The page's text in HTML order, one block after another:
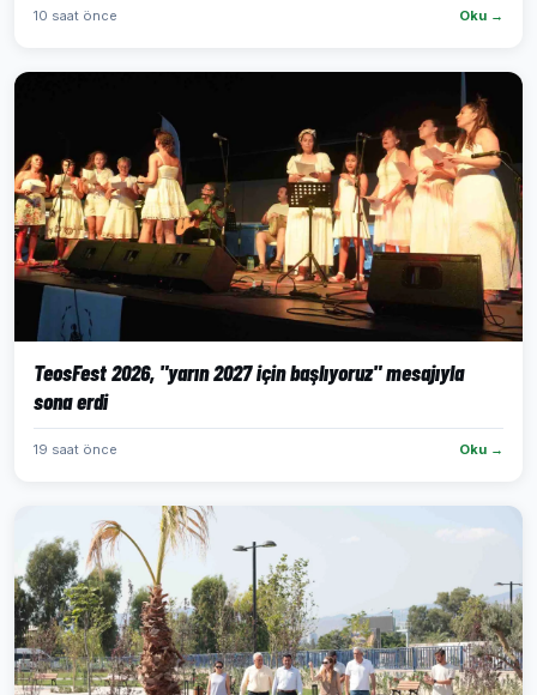
10 saat önce Oku →
TeosFest 2026, "yarın 2027 için başlıyoruz" mesajıyla
sona erdi
19 saat önce Oku →